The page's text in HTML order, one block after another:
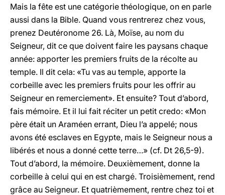
Mais la fête est une catégorie théologique, on en parle
aussi dans la Bible. Quand vous rentrerez chez vous,
prenez Deutéronome 26. Là, Moïse, au nom du
Seigneur, dit ce que doivent faire les paysans chaque
année: apporter les premiers fruits de la récolte au
temple. Il dit cela: «Tu vas au temple, apporte la
corbeille avec les premiers fruits pour les offrir au
Seigneur en remerciement». Et ensuite? Tout d’abord,
fais mémoire. Et il lui fait réciter un petit credo: «Mon
père était un Araméen errant, Dieu l’a appelé; nous
avons été esclaves en Egypte, mais le Seigneur nous a
libérés et nous a donné cette terre…» (cf. Dt 26,5-9).
Tout d’abord, la mémoire. Deuxièmement, donne la
corbeille à celui qui en est chargé. Troisièmement, rend
grâce au Seigneur. Et quatrièmement, rentre chez toi et